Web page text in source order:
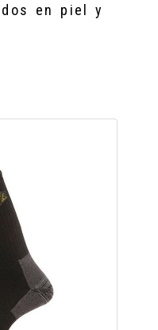
en piel y